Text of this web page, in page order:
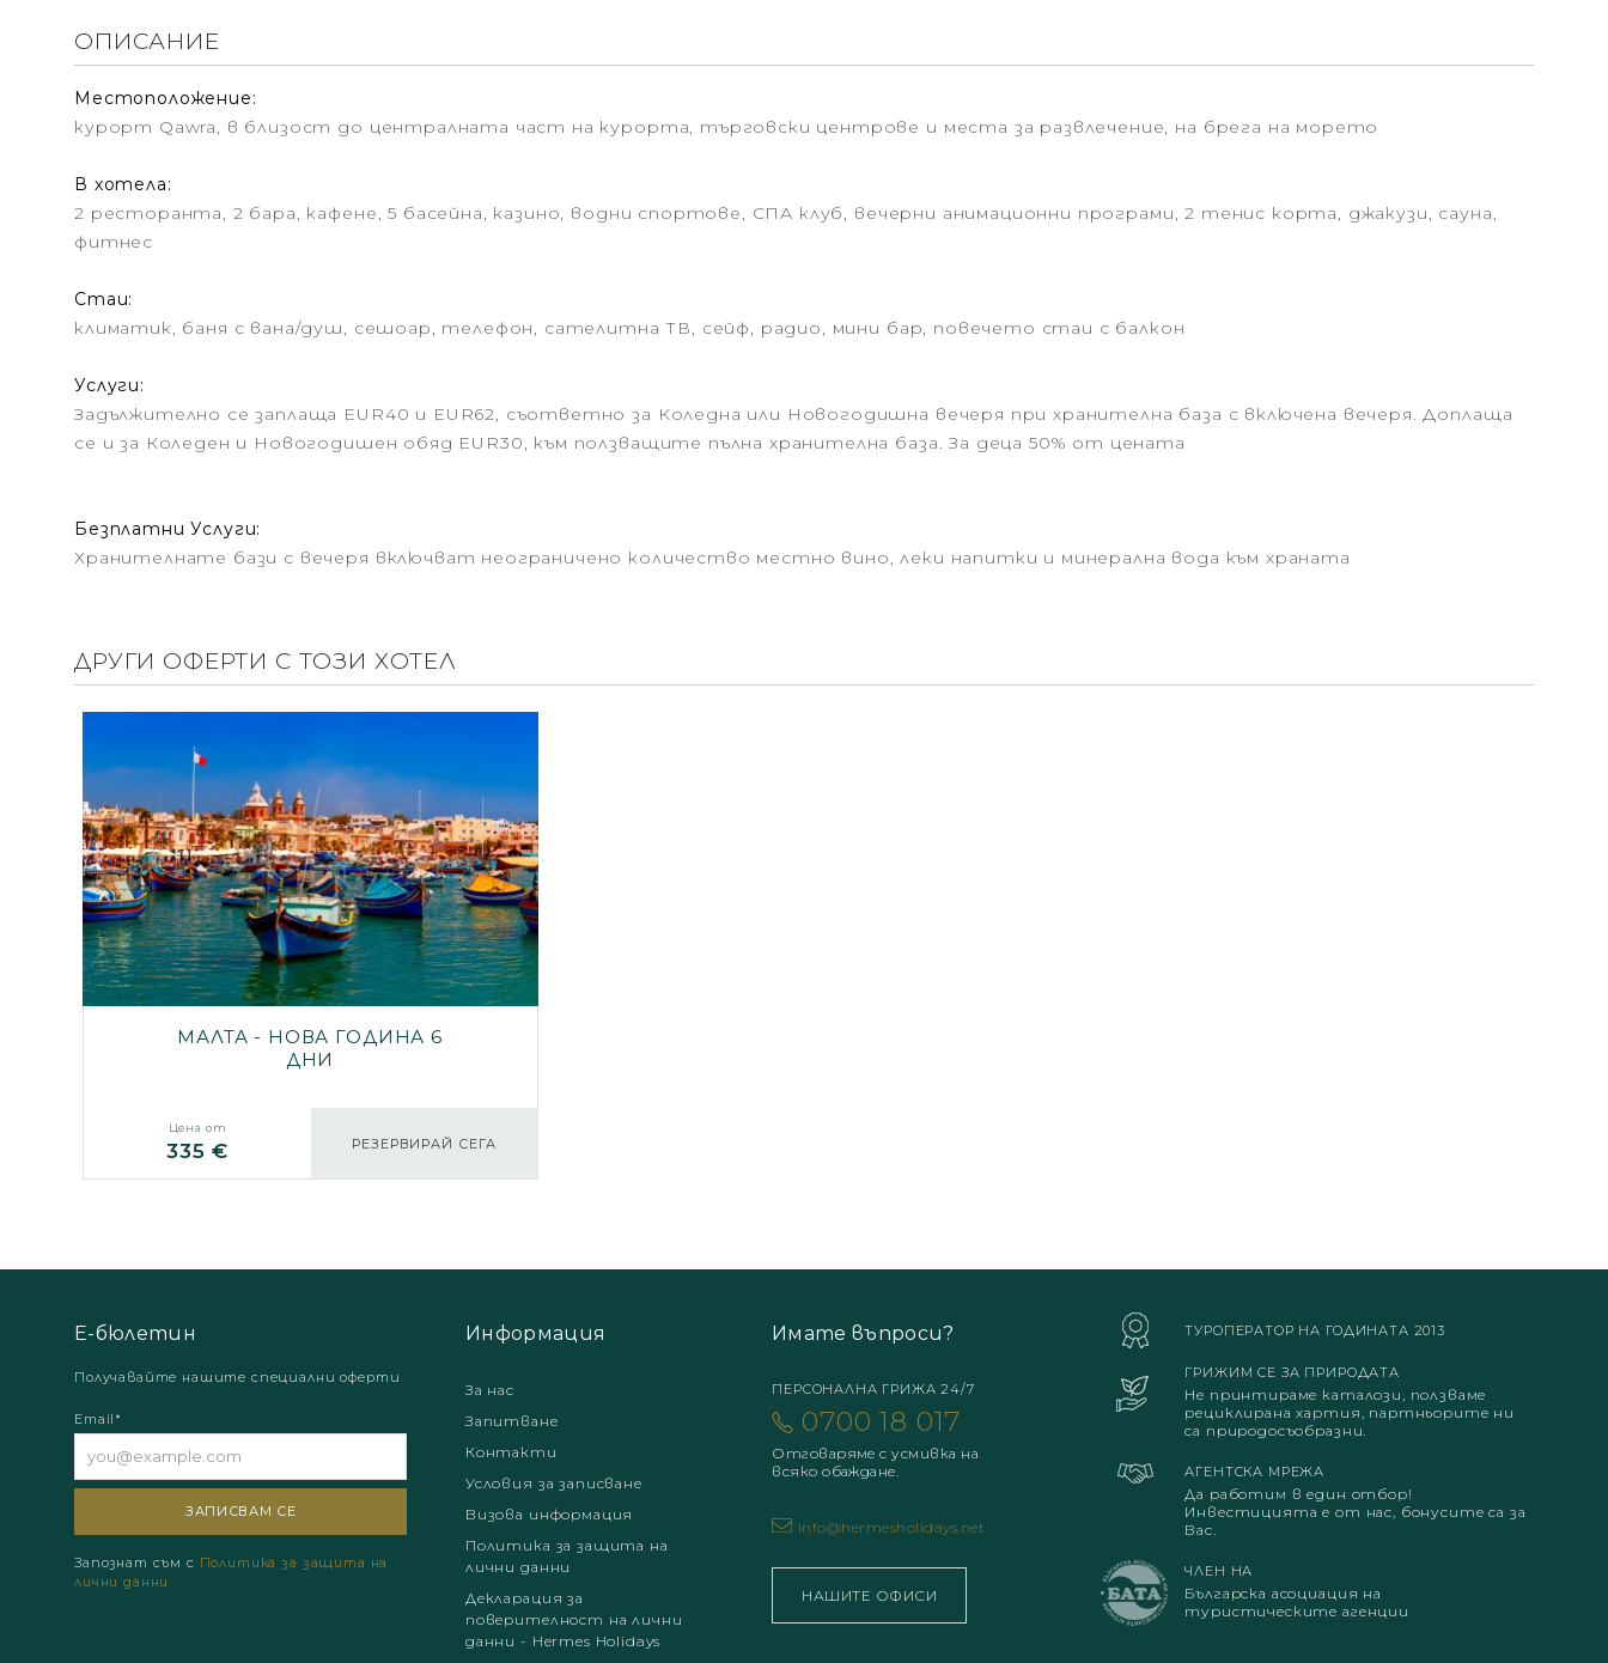
ОПИСАНИЕ
Местоположение:
курорт Qawra, в близост до централната част на курорта, търговски центрове и места за развлечение, на брега на морето
В хотела:
2 ресторанта, 2 бара, кафене, 5 басейна, казино, водни спортове, СПА клуб, вечерни анимационни програми, 2 тенис корта, джакузи, сауна,
фитнес
Стаи:
климатик, баня с вана/душ, сешоар, телефон, сателитна ТВ, сейф, радио, мини бар, повечето стаи с балкон
Услуги:
Задължително се заплаща EUR40 и EUR62, съответно за Коледна или Новогодишна вечеря при хранителна база с включена вечеря. Доплаща
се и за Коледен и Новогодишен обяд EUR30, към ползващите пълна хранителна база. За деца 50% от цената
Безплатни Услуги:
Хранителнате бази с вечеря включват неограничено количество местно вино, леки напитки и минерална вода към храната
ДРУГИ ОФЕРТИ С ТОЗИ ХОТЕЛ
МАЛТА - НОВА ГОДИНА 6
ДНИ
Цена от
335 € РЕЗЕРВИРАЙ СЕГА
Е-бюлетин
Получавайте нашите специални оферти
Email*
Запознат съм с Политика за защита на
лични данни
Информация
За нас
Запитване
Контакти
Условия за записване
Визова информация
Политика за защита на
лични данни
Декларация за
поверителност на лични
данни - Hermes Holidays
Имате въпроси?
ПЕРСОНАЛНА ГРИЖА 24/7
0700 18 017
Отговаряме с усмивка на
всяко обаждане.
info@hermesholidays.net
НАШИТЕ ОФИСИ
ТУРОПЕРАТОР НА ГОДИНАТА 2013
ГРИЖИМ СЕ ЗА ПРИРОДАТА
Не принтираме каталози, ползваме
рециклирана хартия, партньорите ни
са природосъобразни.
АГЕНТСКА МРЕЖА
Да работим в един отбор!
Инвестицията е от нас, бонусите са за
Вас.
ЧЛЕН НА
Българска асоциация на
туристическите агенции